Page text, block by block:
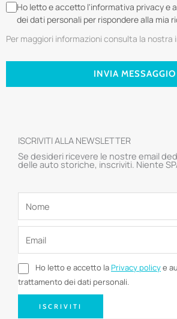
Ho letto e accetto l'informativa privacy e
dei dati personali per rispondere alla mia
Per maggiori informazioni consulta la
INVIA MESSAGGIO
ISCRIVITI ALLA NEWSLETTER
Se desideri ricevere le nostre email
delle auto storiche, inscriviti. Niente
Ho letto e accetto laPrivacy policye
trattamento dei dati personali.
ISCRIVITI